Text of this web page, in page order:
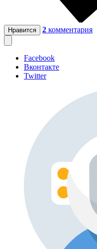
Нравится 2 комментария
Facebook
Вконтакте
Twitter